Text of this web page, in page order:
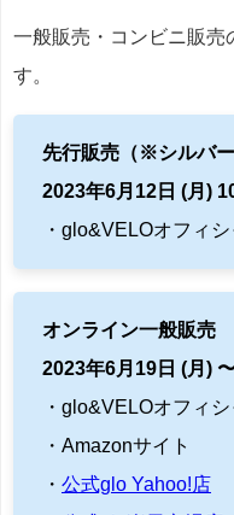
一般販売・コンビニ販売
す。
先行販売（※シルバー
2023年6月12日 (月)
・glo&VELOオフィ
オンライン一般販売
2023年6月19日 (月)
・glo&VELOオフィ
・Amazonサイト
・ 公式glo Yahoo!店